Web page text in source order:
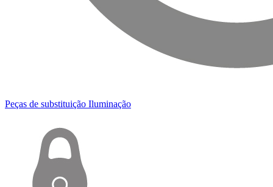
Peças de substituição Iluminação